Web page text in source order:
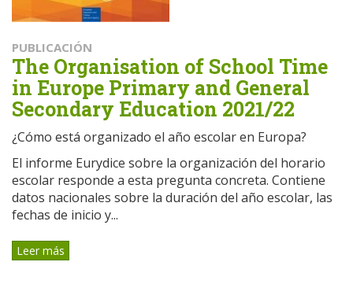
PUBLICACIÓN
The Organisation of School Time
in Europe Primary and General
Secondary Education 2021/22
¿Cómo está organizado el año escolar en Europa?
El informe Eurydice sobre la organización del horario
escolar responde a esta pregunta concreta. Contiene
datos nacionales sobre la duración del año escolar, las
fechas de inicio y...
Leer más